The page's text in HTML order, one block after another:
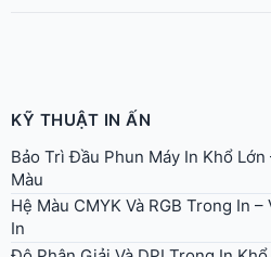
KỸ THUẬT IN ẤN
Bảo Trì Đầu Phun Máy In Khổ
Màu
Hệ Màu CMYK Và RGB Trong In
In